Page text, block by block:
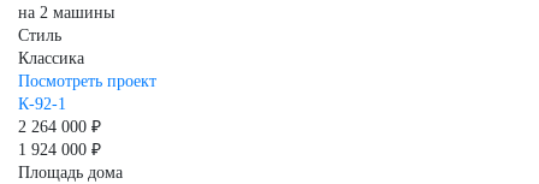
на 2 машины
Стиль
Классика
Посмотреть проект
К-92-1
2 264 000 ₽
1 924 000 ₽
Площадь дома